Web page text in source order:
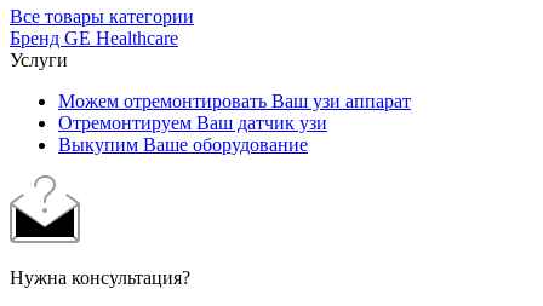
Все товары категории
Бренд GE Healthcare
Услуги
Можем отремонтировать Ваш узи аппарат
Отремонтируем Ваш датчик узи
Выкупим Ваше оборудование
Нужна консультация?